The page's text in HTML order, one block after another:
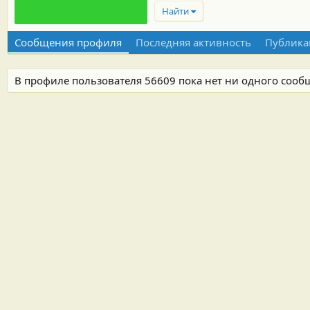
Найти
Сообщения профиля Последняя активность
В профиле пользователя 56609 пока нет ни одного